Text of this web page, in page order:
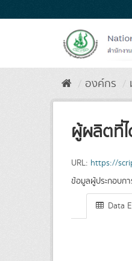
to
องค์กร
ผู้ผลิตที่
URL: https://
ข้อมูลผู้ประกอบก
Data